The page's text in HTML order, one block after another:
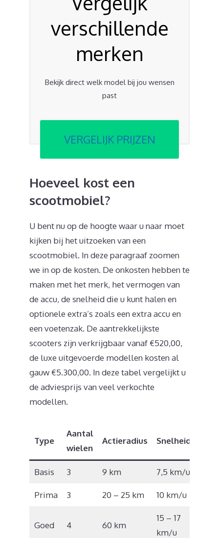
verschillende
merken
Bekijk direct welk model bij jou wensen
past
VERGELIJK PRIJZEN
Hoeveel kost een
scootmobiel?
U bent nu op de hoogte waar u naar moet
kijken bij het uitzoeken van een
scootmobiel. In deze paragraaf zoomen
we in op de kosten. De onkosten hebben te
maken met het merk, het vermogen van
de accu, de snelheid die u kunt halen en
optionele extra’s zoals een extra accu en
een voetenzak. De aantrekkelijkste
scooters zijn verkrijgbaar vanaf €520,00,
de luxe uitgevoerde modellen kosten al
gauw €5.300,00. In deze tabel vergelijkt u
de adviesprijs van veel verkochte
modellen.
Type
Aantal
wielen
Actieradius Snelheid
Basis 3 9 km 7,5 km/u
Prima 3 20 – 25 km 10 km/u
Goed 4 60 km
15 – 17
km/u